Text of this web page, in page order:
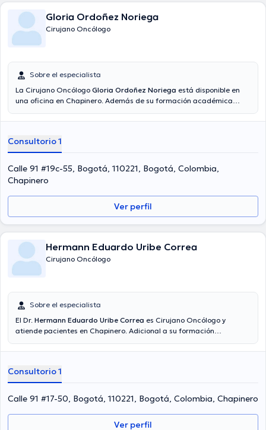
Gloria Ordoñez Noriega
Cirujano Oncólogo
Sobre el especialista
La Cirujano Oncólogo Gloria Ordoñez Noriega está disponible en
una oficina en Chapinero. Además de su formación académica
especialidad. La doctora lleva más de años de experiencia laboral
desempeñado como miembro de diversas asociaciones médicas.
Gloria Ordoñez Noriega ha compartido en cuantiosas conferencias
con el ideal de tener una formación continua en su disciplina de
especialización y ha publicado diversas ediciones. Español son los
idiomas operados por la profesional de la salud.
Consultorio 1
Calle 91 #19c-55, Bogotá, 110221, Bogotá, Colombia,
Chapinero
Ver perfil
Hermann Eduardo Uribe Correa
Cirujano Oncólogo
Sobre el especialista
El Dr. Hermann Eduardo Uribe Correa es Cirujano Oncólogo y
atiende pacientes en Chapinero. Adicional a su formación
su área de especialidad. El Dr. posee años de experiencia laboral en
de diversas asociaciones médicas. Hermann Eduardo Uribe Correa
ha intervenido en diversas conferencias con el fin de tener una
formación continua en su ámbito de especialización y ha publicado
diversas ediciones. Por último, el médico puede hablar Español en su
consultorio.
Consultorio 1
Calle 91 #17-50, Bogotá, 110221, Bogotá, Colombia, Chapinero
Ver perfil